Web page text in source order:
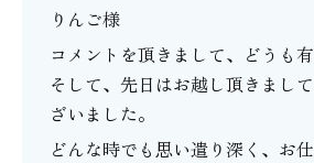
りんご様
コメントを頂きまして、どうも
そして、先日はお越し頂きまし
ざいました。
どんな時でも思い遣り深く、お